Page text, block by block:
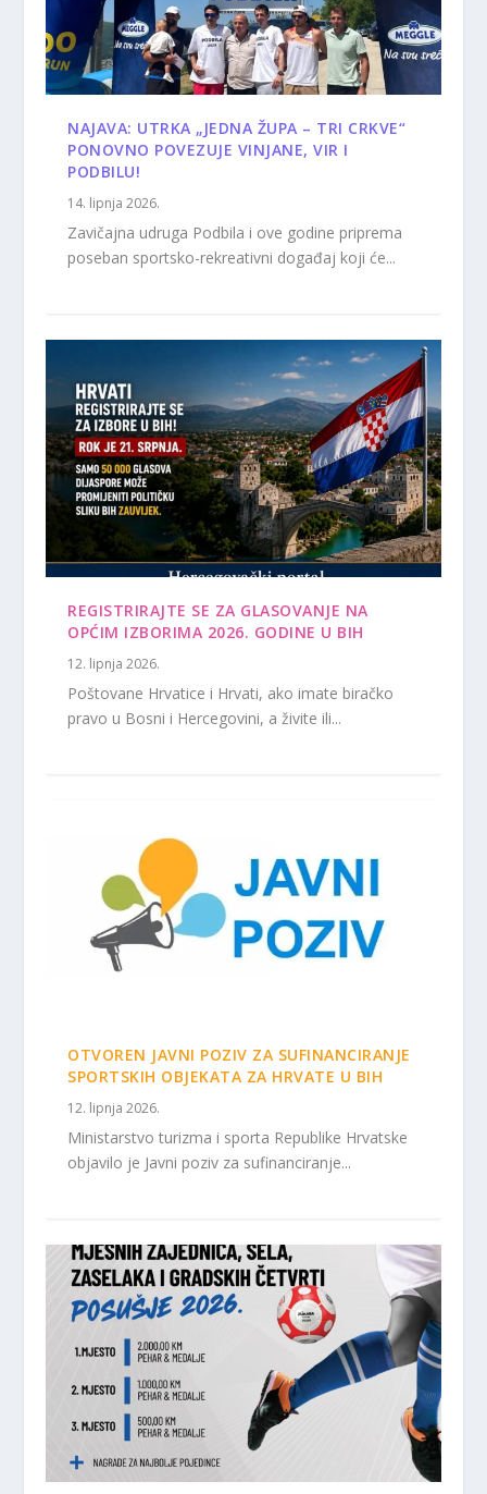
NAJAVA: UTRKA „JEDNA ŽUPA – TRI CRKVE“
PONOVNO POVEZUJE VINJANE, VIR I
PODBILU!
14. lipnja 2026.
Zavičajna udruga Podbila i ove godine priprema
poseban sportsko-rekreativni događaj koji će...
REGISTRIRAJTE SE ZA GLASOVANJE NA
OPĆIM IZBORIMA 2026. GODINE U BIH
12. lipnja 2026.
Poštovane Hrvatice i Hrvati, ako imate biračko
pravo u Bosni i Hercegovini, a živite ili...
OTVOREN JAVNI POZIV ZA SUFINANCIRANJE
SPORTSKIH OBJEKATA ZA HRVATE U BIH
12. lipnja 2026.
Ministarstvo turizma i sporta Republike Hrvatske
objavilo je Javni poziv za sufinanciranje...